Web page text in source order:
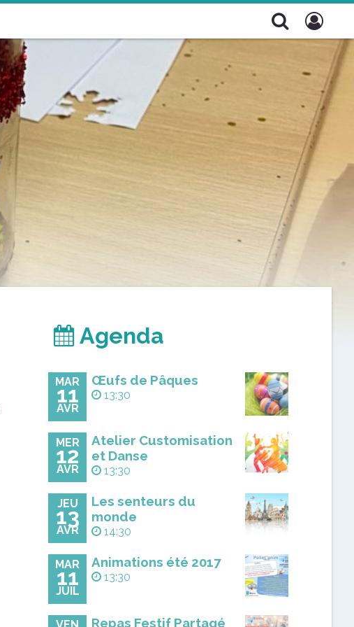
Agenda
MAR
11
AVR
Œufs de Pâques
13:30
MER
12
AVR
Atelier Customisation
et Danse
13:30
JEU
13
AVR
Les senteurs du
monde
14:30
MAR
11
JUIL
Animations été 2017
13:30
Repas Festif Partagé